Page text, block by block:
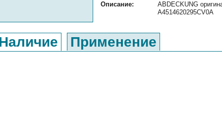
Описание:
ABDECKUNG
A4514620295CV0A
Применение